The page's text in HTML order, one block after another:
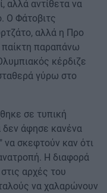
αλλά αντίθετα να
Ο Φάτοβιτς
αλλά η Προ
παίκτη παραπάνω
κέρδιζε
γύρω στο
σε τυπική
δεν άφησε κανένα
σκεφτούν καν ότι
Η διαφορά
αρχές του
να χαλαρώνουν